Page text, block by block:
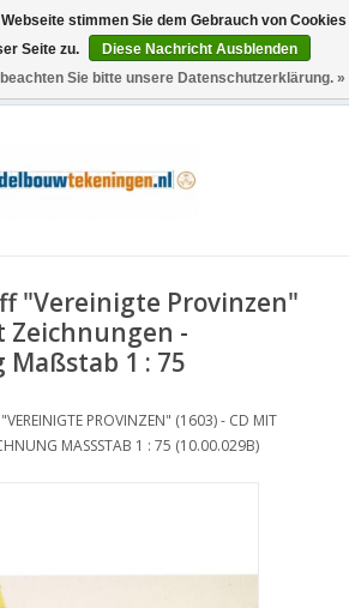
0 Artikel - €0,00
"Vereinigte Provinzen"
Zeichnungen -
1 : 75
PROVINZEN" (1603) - CD MIT
MASSSTAB 1 : 75 (10.00.029B)
stimmen Sie dem Gebrauch von Cookies
Seite zu.
Diese Nachricht Ausblenden
Sie bitte unsere Datenschutzerklärung. »